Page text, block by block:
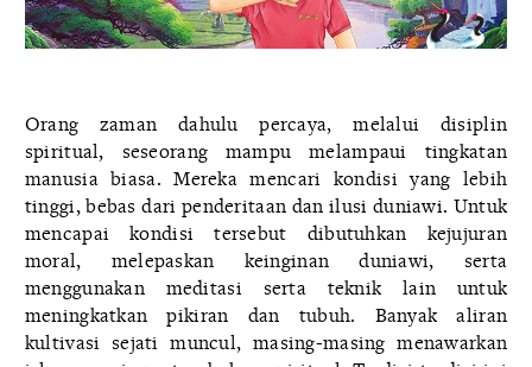
Orang zaman dahulu percaya, melalui disiplin
spiritual, seseorang mampu melampaui tingkatan
manusia biasa. Mereka mencari kondisi yang lebih
tinggi, bebas dari penderitaan dan ilusi duniawi. Untuk
mencapai kondisi tersebut dibutuhkan kejujuran
moral, melepaskan keinginan duniawi, serta
menggunakan meditasi serta teknik lain untuk
meningkatkan pikiran dan tubuh. Banyak aliran
kultivasi sejati muncul, masing-masing menawarkan